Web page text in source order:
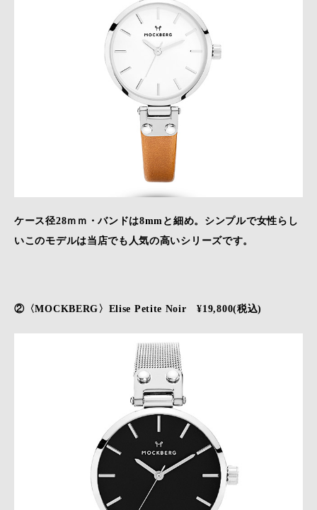
ケース径28ｍｍ・バンドは8mmと細め。シンプルで女性らし
いこのモデルは当店でも人気の高いシリーズです。
②〈MOCKBERG〉Elise Petite Noir ¥19,800(税込)